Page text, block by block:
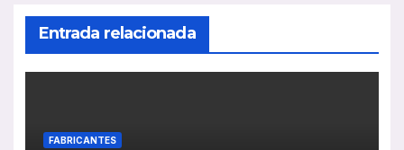
Entrada relacionada
FABRICANTES